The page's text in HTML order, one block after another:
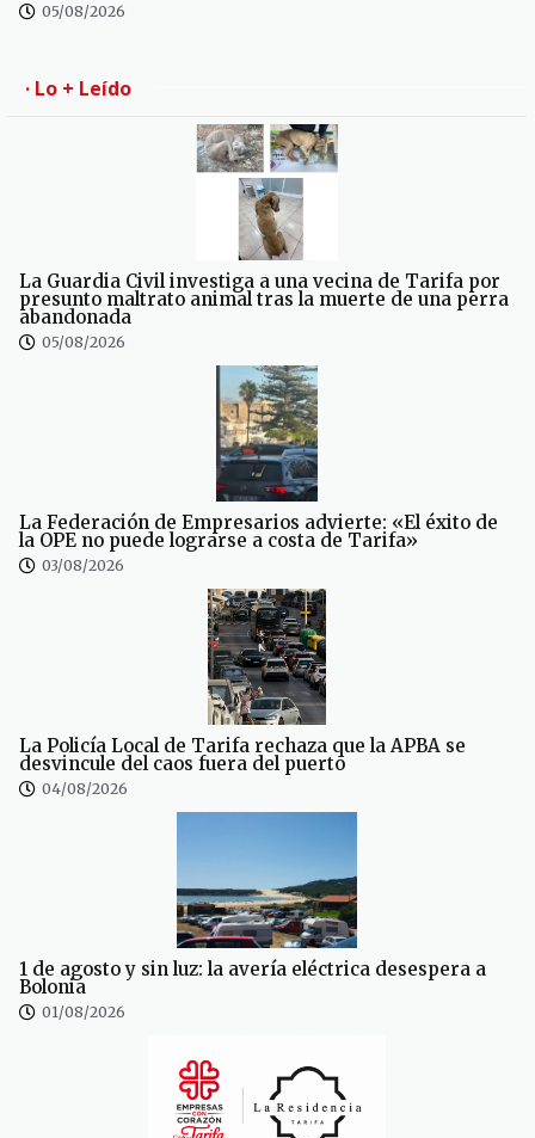
05/08/2026
· Lo + Leído
La Guardia Civil investiga a una vecina de Tarifa por
presunto maltrato animal tras la muerte de una perra
abandonada
05/08/2026
La Federación de Empresarios advierte: «El éxito de
la OPE no puede lograrse a costa de Tarifa»
03/08/2026
La Policía Local de Tarifa rechaza que la APBA se
desvincule del caos fuera del puerto
04/08/2026
1 de agosto y sin luz: la avería eléctrica desespera a
Bolonia
01/08/2026